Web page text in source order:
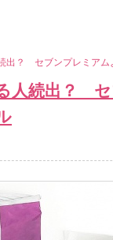
出？ セブンプレミア
人続出？